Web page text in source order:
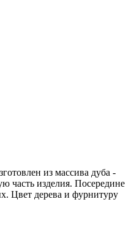
из массива дуба -
часть изделия. Посередине
Цвет дерева и фурнитуру